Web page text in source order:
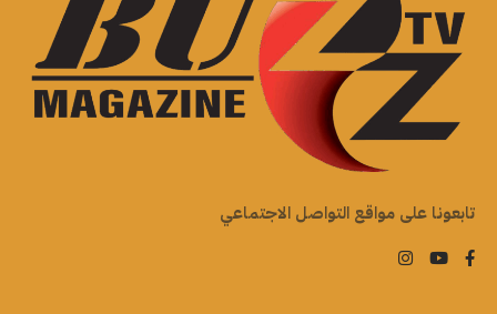
تابعونا على مواقع التواصل الاجتماعي